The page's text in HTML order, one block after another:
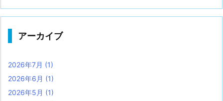
アーカイブ
2026年7月 (1)
2026年6月 (1)
2026年5月 (1)